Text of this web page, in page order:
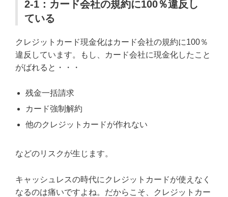
2-1：カード会社の規約に100％違反し
ている
クレジットカード現金化はカード会社の規約に100％
違反しています。もし、カード会社に現金化したこと
がばれると・・・
残金一括請求
カード強制解約
他のクレジットカードが作れない
などのリスクが生じます。
キャッシュレスの時代にクレジットカードが使えなく
なるのは痛いですよね。だからこそ、クレジットカー